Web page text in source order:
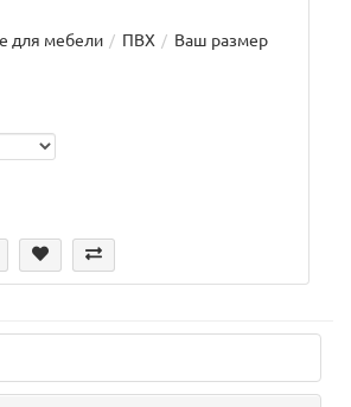
для мебели
ПВХ Ваш размер